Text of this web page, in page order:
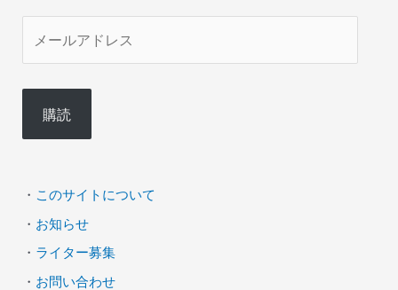
ル
ド
ス
購読
・ このサイトについて
・ お知らせ
・ ライター募集
・ お問い合わせ